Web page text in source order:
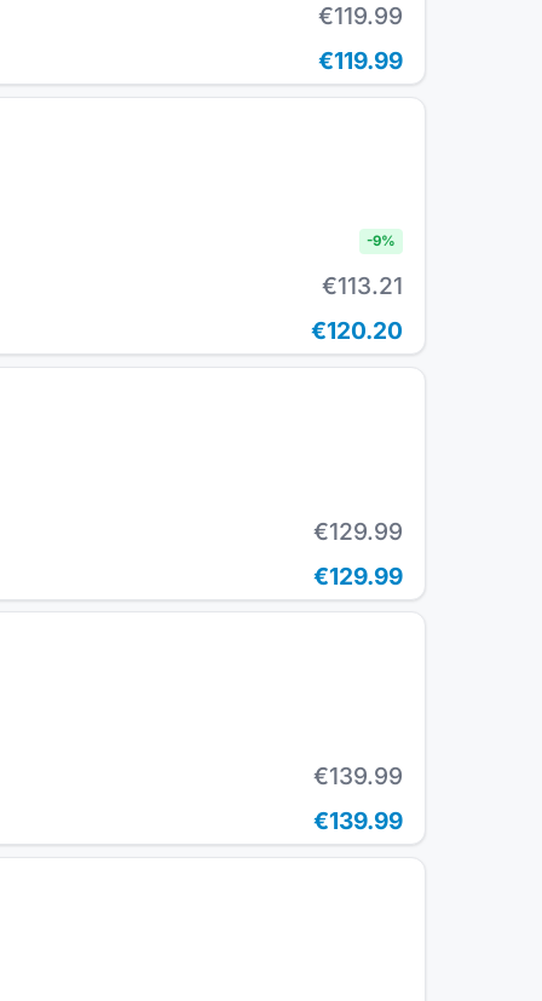
€119.99
€119.99
-9%
€113.21
€120.20
€129.99
€129.99
€139.99
€139.99